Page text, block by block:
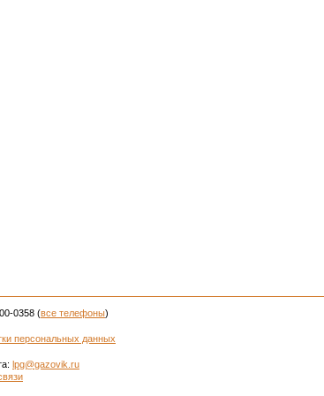
0358 (все телефоны)
персональных данных
lpg@gazovik.ru